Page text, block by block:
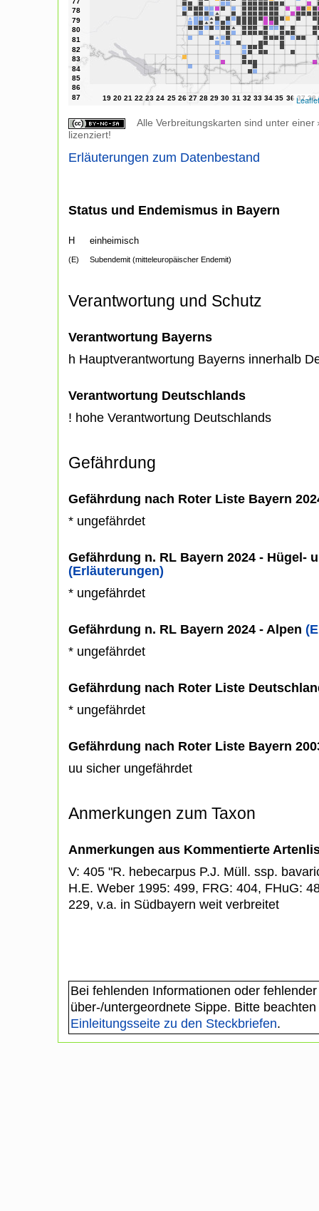
Leaflet
Alle Verbreitungskarten sind unter einer
lizenziert!
Erläuterungen zum Datenbestand
Status und Endemismus in Bayern
H einheimisch
(E) Subendemit (mitteleuropäischer Endemit)
Verantwortung und Schutz
Verantwortung Bayerns
h Hauptverantwortung Bayerns innerhalb
Verantwortung Deutschlands
! hohe Verantwortung Deutschlands
Gefährdung
Gefährdung nach Roter Liste Bayern
* ungefährdet
Gefährdung n. RL Bayern 2024 - Hügel-
(Erläuterungen)
* ungefährdet
Gefährdung n. RL Bayern 2024 - Alpen
* ungefährdet
Gefährdung nach Roter Liste
* ungefährdet
Gefährdung nach Roter Liste Bayern
uu sicher ungefährdet
Anmerkungen zum Taxon
Anmerkungen aus Kommentierte
V: 405 "R. hebecarpus P.J. Müll. ssp.
H.E. Weber 1995: 499, FRG: 404, FHuG:
229, v.a. in Südbayern weit verbreitet
Bei fehlenden Informationen oder
über-/untergeordnete Sippe. Bitte
Einleitungsseite zu den Steckbriefen.